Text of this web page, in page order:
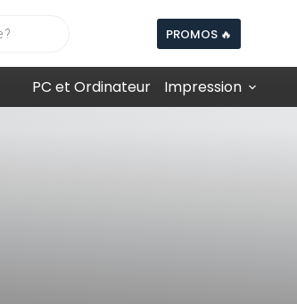
PROMOS 🔥
PC et Ordinateur Impression